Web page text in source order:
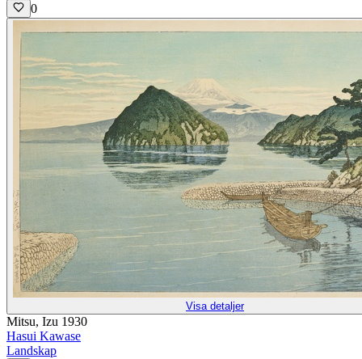
0
Visa detaljer
Mitsu, Izu 1930
Hasui Kawase
Landskap